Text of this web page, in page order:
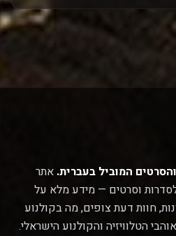
אתר
לסדרות וסרטים — מידע מלא על
חוות דעת צופים, מה בקולנוע
הטלוויזיה והקולנוע הישראלי.